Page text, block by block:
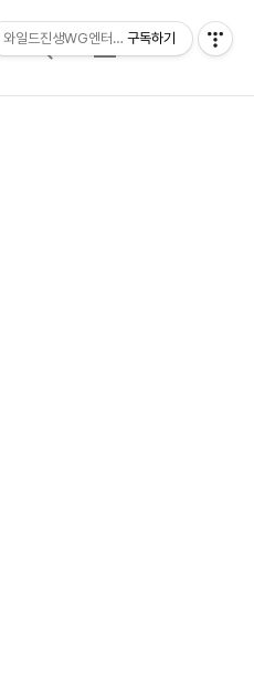
검
메
와일드진생WG엔터테인먼트
구독하기